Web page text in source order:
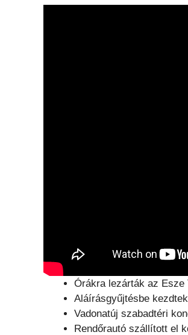
Órákra lezárták az Esze
Aláírásgyűjtésbe
Vadonatúj szabadtéri
Rendőrautó szállított el